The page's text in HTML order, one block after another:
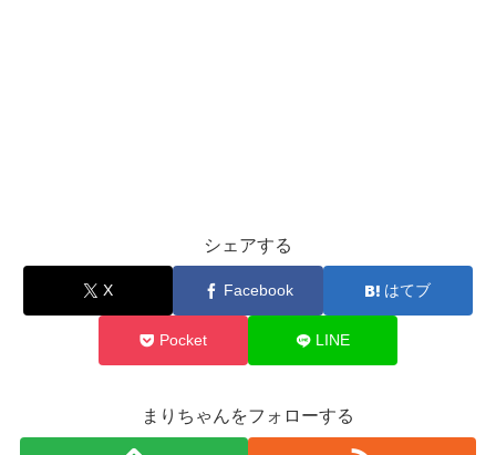
シェアする
X Facebook はてブ
Pocket LINE
まりちゃんをフォローする